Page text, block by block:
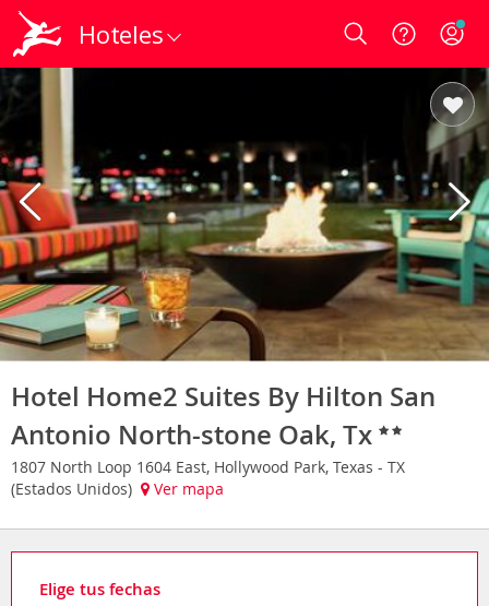
Hoteles Login
Hotel Home2 Suites By Hilton San
Antonio North-stone Oak, Tx
1807 North Loop 1604 East, Hollywood Park, Texas - TX
(Estados Unidos)
Ver mapa
Elige tus fechas